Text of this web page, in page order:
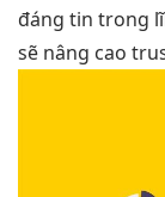
đáng tin trong
sẽ nâng cao